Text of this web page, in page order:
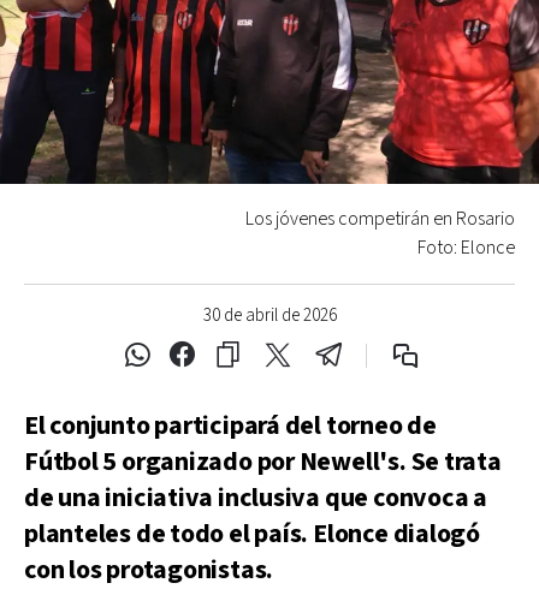
30 de abril de 2026
Los jóvenes competirán en Rosario
Foto: Elonce
El conjunto participará del torneo de
Fútbol 5 organizado por Newell's. Se trata
de una iniciativa inclusiva que convoca a
planteles de todo el país. Elonce dialogó
con los protagonistas.